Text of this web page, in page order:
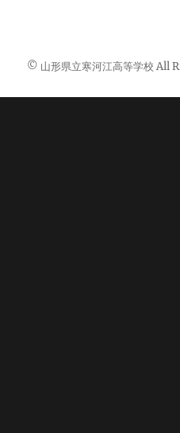
© 山形県立寒河江高等学校 All